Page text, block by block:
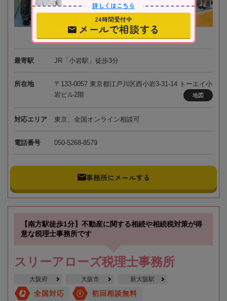
最寄駅 JR「小岩駅」徒歩3分
所在地
〒133-0057 東京都江戸川区西小岩3-31-14 トーエイ小
岩ビル2階
地図
対応エリア 東京、全国オンライン相談可
電話番号 050-5268-8579
事務所にメールする
【南方駅徒歩1分】不動産に関する相続や相続税対策が得
意な税理士事務所です
スリーアローズ税理士事務所
大阪府 大阪市 新大阪駅
全国対応 初回相談無料
詳しくはこちら
24時間受付中
メールで相談する